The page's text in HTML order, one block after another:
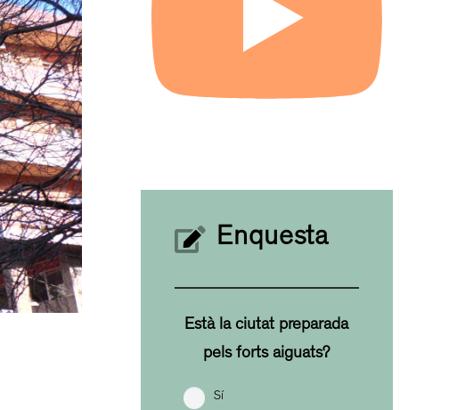
Enquesta
Està la ciutat preparada
pels forts aiguats?
Sí